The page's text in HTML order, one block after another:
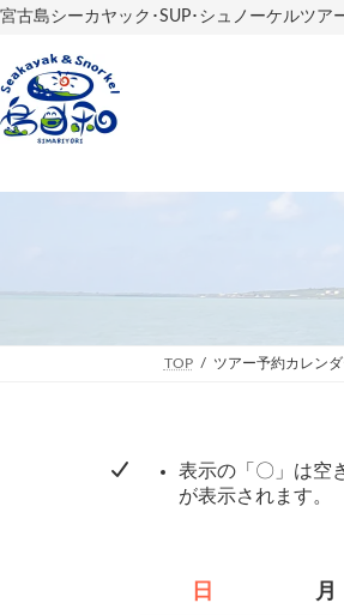
コ
ン
ツ
へ
ナ
ー
シ
ョ
宮古島シーカヤック･SUP･シュノーケルツア
TOP ツアー予約カレンダ
表示の「〇」は空
が表示されます。
日
月